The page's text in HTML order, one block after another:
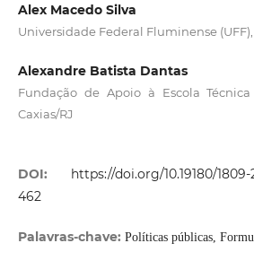
Alex Macedo Silva
Universidade Federal Fluminense (UFF),
Alexandre Batista Dantas
Fundação de Apoio à Escola Técnica
Caxias/RJ
DOI: https://doi.org/10.19180/
462
Palavras-chave: Políticas públicas,